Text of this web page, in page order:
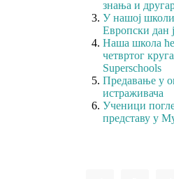
знања и
У нашој
Европски дан
Наша школа
четвртог
Superschools
Предавање у
истраживача
Ученици
представу у